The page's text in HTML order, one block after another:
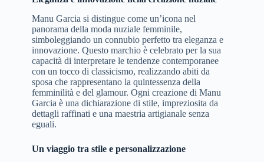
Manu Garcia si distingue come un’icona nel
panorama della moda nuziale femminile,
simboleggiando un connubio perfetto tra eleganza e
innovazione. Questo marchio è celebrato per la sua
capacità di interpretare le tendenze contemporanee
con un tocco di classicismo, realizzando abiti da
sposa che rappresentano la quintessenza della
femminilità e del glamour. Ogni creazione di Manu
Garcia è una dichiarazione di stile, impreziosita da
dettagli raffinati e una maestria artigianale senza
eguali.
Un viaggio tra stile e personalizzazione